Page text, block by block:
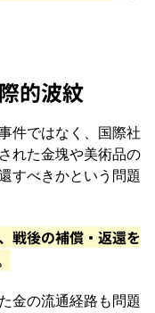
的波紋
件ではなく、国際社
れた金塊や美術品の
すべきかという問題
戦後の補償・返還を
金の流通経路も問題